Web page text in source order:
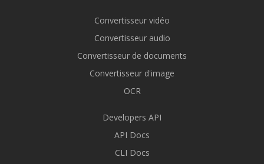
Convertisseur vidéo
Convertisseur audio
Convertisseur de documents
Convertisseur d'image
OCR
Developers API
API Docs
CLI Docs